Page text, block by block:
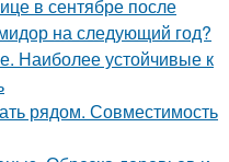
в сентябре после
на следующий год?
Наиболее устойчивые к
рядом. Совместимость